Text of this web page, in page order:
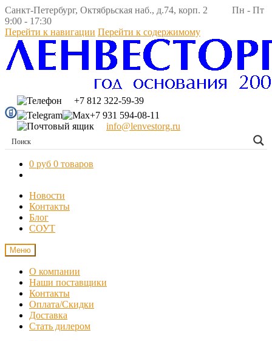
Санкт-Петербург, Октябрьская наб., д.74, корп. 2 Пн - Пт
9:00 - 17:30
Перейти к навигации Перейти к содержимому
+7 812 322-59-39
+7 931 594-08-11
info@lenvestorg.ru
0 руб 0 товаров
Новости
Контакты
Блог
СОУТ
Меню
О компании
Наши поставщики
Контакты
Оплата/Скидки
Доставка
Стать дилером